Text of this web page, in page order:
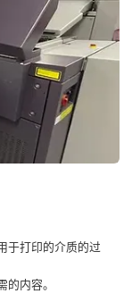
于打印的介质的过
内容。